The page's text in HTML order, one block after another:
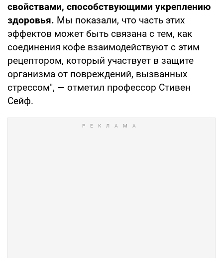
свойствами, способствующими укреплению
здоровья. Мы показали, что часть этих
эффектов может быть связана с тем, как
соединения кофе взаимодействуют с этим
рецептором, который участвует в защите
организма от повреждений, вызванных
стрессом", — отметил профессор Стивен
Сейф.